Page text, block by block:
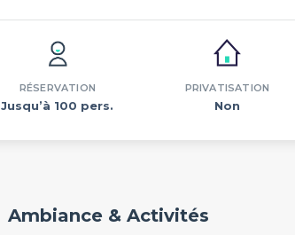
RÉSERVATION
Jusqu’à 100 pers.
PRIVATISATION
Non
Ambiance & Activités